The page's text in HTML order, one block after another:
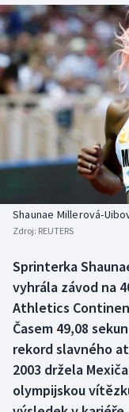
Cyklistika
DALŠÍ SPORTY
Americký fotbal
Baseball a softbal
Basketbal
Biatlon
Box
Curling
Dostihy
Florbal
NEPŘEHLÉDNĚTE
Soutěže
Historické návraty
Aplikace ČT sport
Shaunae Millerová-
Zdroj: REUTERS
Sprinterka
vyhrála závod na
Athletics
Časem 49,08
rekord slavného
2003 držela
olympijskou